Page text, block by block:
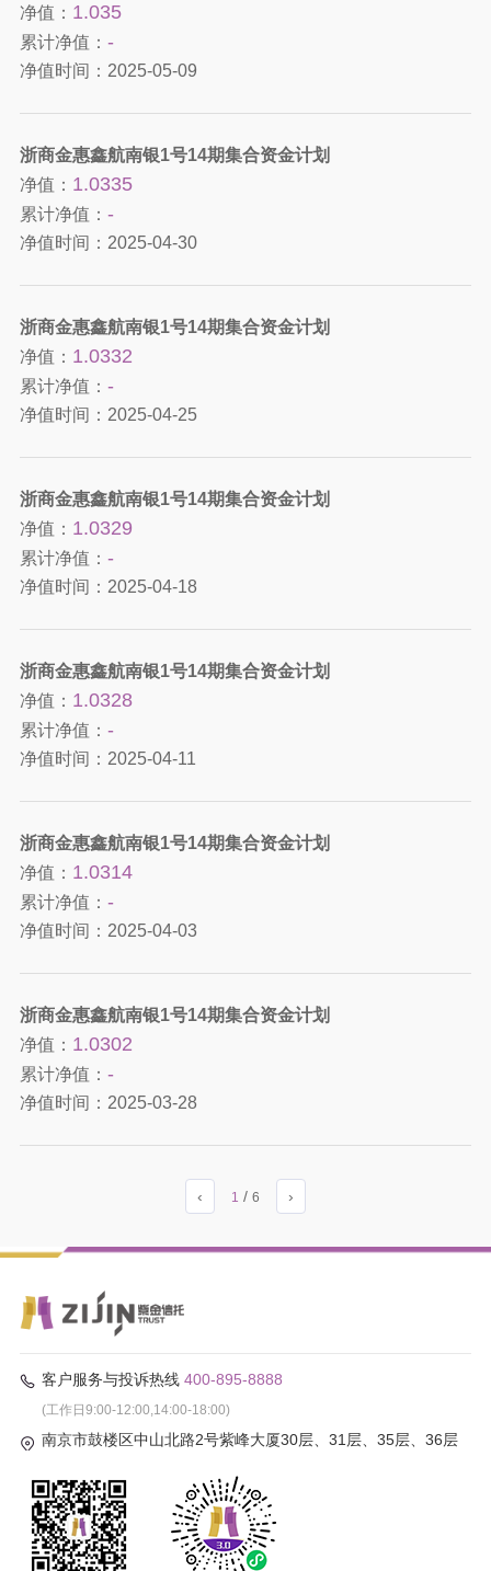
净值： 1.035
累计净值： -
净值时间： 2025-05-09
浙商金惠鑫航南银1号14期集合资金计划
净值： 1.0335
累计净值： -
净值时间： 2025-04-30
浙商金惠鑫航南银1号14期集合资金计划
净值： 1.0332
累计净值： -
净值时间： 2025-04-25
浙商金惠鑫航南银1号14期集合资金计划
净值： 1.0329
累计净值： -
净值时间： 2025-04-18
浙商金惠鑫航南银1号14期集合资金计划
净值： 1.0328
累计净值： -
净值时间： 2025-04-11
浙商金惠鑫航南银1号14期集合资金计划
净值： 1.0314
累计净值： -
净值时间： 2025-04-03
浙商金惠鑫航南银1号14期集合资金计划
净值： 1.0302
累计净值： -
净值时间： 2025-03-28
‹ 1 / 6 ›
客户服务与投诉热线 400-895-8888
(工作日9:00-12:00,14:00-18:00)
南京市鼓楼区中山北路2号紫峰大厦30层、31层、35层、36层